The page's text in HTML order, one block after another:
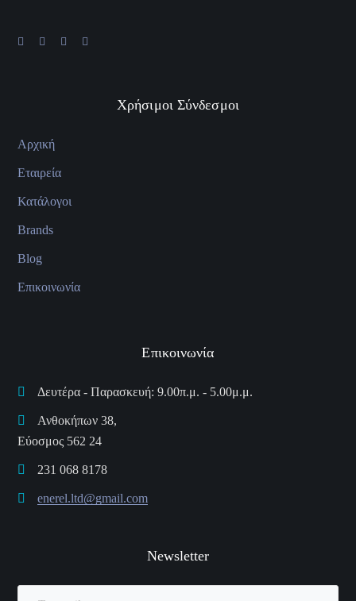
Χρήσιμοι Σύνδεσμοι
Αρχική
Εταιρεία
Κατάλογοι
Brands
Blog
Επικοινωνία
Επικοινωνία
Δευτέρα - Παρασκευή: 9.00π.μ. - 5.00μ.μ.
Ανθοκήπων 38,
Εύοσμος 562 24
231 068 8178
enerel.ltd@gmail.com
Newsletter